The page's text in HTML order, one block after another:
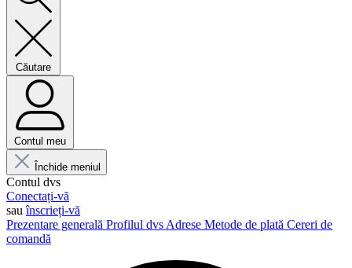
Căutare
Contul meu
Închide meniul
Contul dvs
Conectați-vă
sauînscrieți-vă
Prezentare generală Profilul dvs Adrese Metode de plată Cereri de
comandă